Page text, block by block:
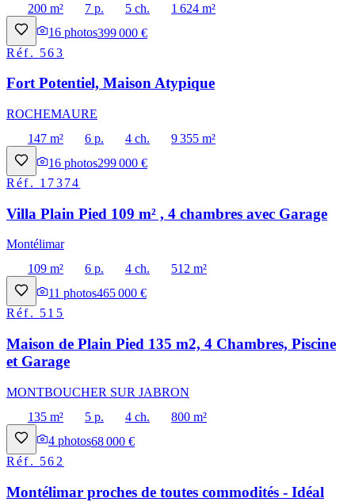
200 m²
7 p. 5 ch.
1 624 m²
16 photos399 000 €
Réf. 563
Fort Potentiel, Maison Atypique
ROCHEMAURE
147 m²
6 p. 4 ch.
9 355 m²
16 photos299 000 €
Réf. 17374
Villa Plain Pied 109 m² , 4 chambres avec Garage
Montélimar
109 m²
6 p. 4 ch.
512 m²
11 photos465 000 €
Réf. 515
Maison de Plain Pied 135 m2, 4 Chambres, Piscine
et Garage
MONTBOUCHER SUR JABRON
135 m²
5 p. 4 ch.
800 m²
4 photos68 000 €
Réf. 562
Montélimar proches de toutes commodités - Idéal